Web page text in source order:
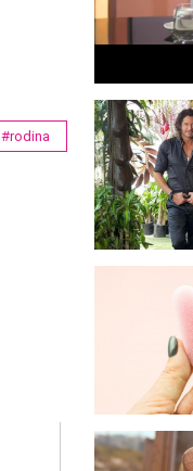
#rodina
s
e
d
s
V
o
l
u
m
e
0
%